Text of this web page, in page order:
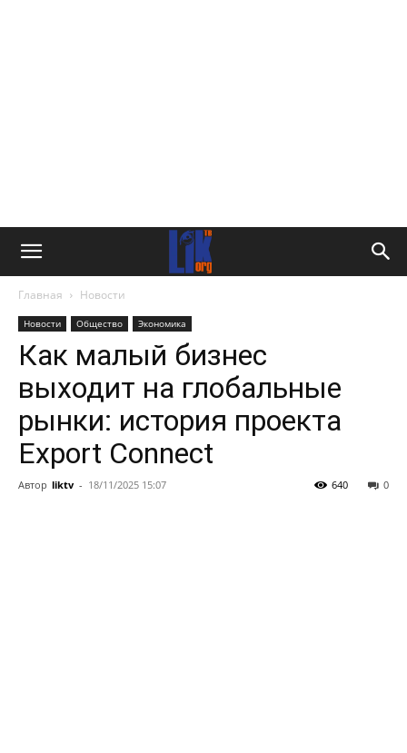
Главная Новости
Новости Общество Экономика
Как малый бизнес
выходит на глобальные
рынки: история проекта
Export Connect
Автор liktv - 18/11/2025 15:07 0
640